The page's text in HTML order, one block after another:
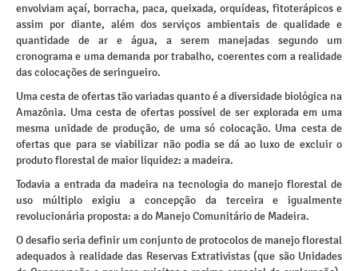
envolviam açaí, borracha, paca, queixada, orquídeas, fitoterápicos e
assim por diante, além dos serviços ambientais de qualidade e
quantidade de ar e água, a serem manejadas segundo um
cronograma e uma demanda por trabalho, coerentes com a realidade
das colocações de seringueiro.
Uma cesta de ofertas tão variadas quanto é a diversidade biológica na
Amazônia. Uma cesta de ofertas possível de ser explorada em uma
mesma unidade de produção, de uma só colocação. Uma cesta de
ofertas que para se viabilizar não podia se dá ao luxo de excluir o
produto florestal de maior liquidez: a madeira.
Todavia a entrada da madeira na tecnologia do manejo florestal de
uso múltiplo exigiu a concepção da terceira e igualmente
revolucionária proposta: a do Manejo Comunitário de Madeira.
O desafio seria definir um conjunto de protocolos de manejo florestal
adequados à realidade das Reservas Extrativistas (que são Unidades